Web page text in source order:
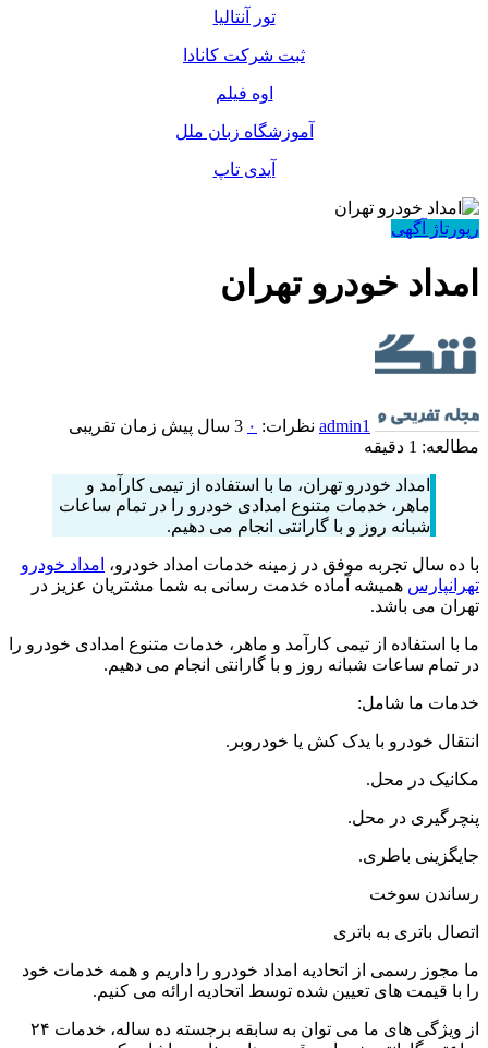
تور آنتالیا
ثبت شرکت کانادا
اوه فیلم
آموزشگاه زبان ملل
آیدی تاپ
رپورتاژ آگهی
امداد خودرو تهران
admin1 نظرات: ۰ 3 سال پیش
زمان تقریبی
مطالعه: 1 دقیقه
امداد خودرو تهران، ما با استفاده از تیمی کارآمد و
ماهر، خدمات متنوع امدادی خودرو را در تمام ساعات
شبانه روز و با گارانتی انجام می دهیم.
با ده سال تجربه موفق در زمینه خدمات امداد خودرو، امداد خودرو
تهرانپارس همیشه آماده خدمت رسانی به شما مشتریان عزیز در
تهران می باشد.
ما با استفاده از تیمی کارآمد و ماهر، خدمات متنوع امدادی خودرو را
در تمام ساعات شبانه روز و با گارانتی انجام می دهیم.
خدمات ما شامل:
انتقال خودرو با یدک کش یا خودروبر.
مکانیک در محل.
پنچرگیری در محل.
جایگزینی باطری.
رساندن سوخت
اتصال باتری به باتری
ما مجوز رسمی از اتحادیه امداد خودرو را داریم و همه خدمات خود
را با قیمت های تعیین شده توسط اتحادیه ارائه می کنیم.
از ویژگی های ما می توان به سابقه برجسته ده ساله، خدمات ۲۴